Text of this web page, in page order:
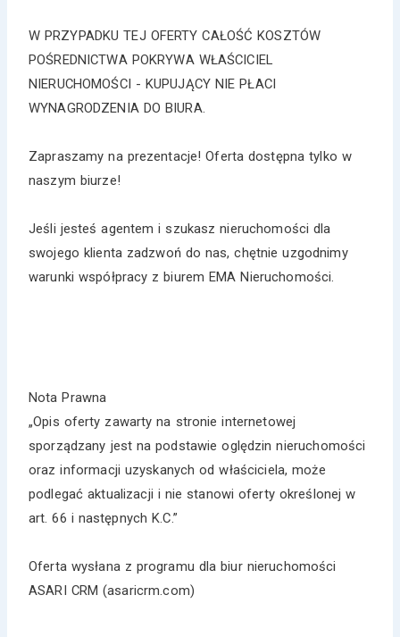
W PRZYPADKU TEJ OFERTY CAŁOŚĆ KOSZTÓW
POŚREDNICTWA POKRYWA WŁAŚCICIEL
NIERUCHOMOŚCI - KUPUJĄCY NIE PŁACI
WYNAGRODZENIA DO BIURA.
Zapraszamy na prezentacje! Oferta dostępna tylko w
naszym biurze!
Jeśli jesteś agentem i szukasz nieruchomości dla
swojego klienta zadzwoń do nas, chętnie uzgodnimy
warunki współpracy z biurem EMA Nieruchomości.
Nota Prawna
„Opis oferty zawarty na stronie internetowej
sporządzany jest na podstawie oględzin nieruchomości
oraz informacji uzyskanych od właściciela, może
podlegać aktualizacji i nie stanowi oferty określonej w
art. 66 i następnych K.C.”
Oferta wysłana z programu dla biur nieruchomości
ASARI CRM (asaricrm.com)